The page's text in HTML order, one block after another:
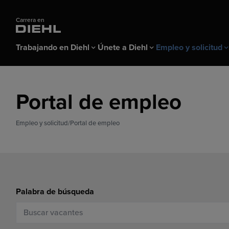
Carrera en
Trabajando en Diehl
Trabajando en Diehl
Todo sobre Diehl Beneficios &
Únete a Diehl
Únete a Diehl
Aprendices y alumnos
Programa de estudios dual
Profesionales
Empleo y solicitud
Empleo y solicitud
Portal de empleo Inicio de
Consejos para la solicitud FAQ
Portal de empleo
Empleo y solicitud Portal de empleo
Palabra de búsqueda